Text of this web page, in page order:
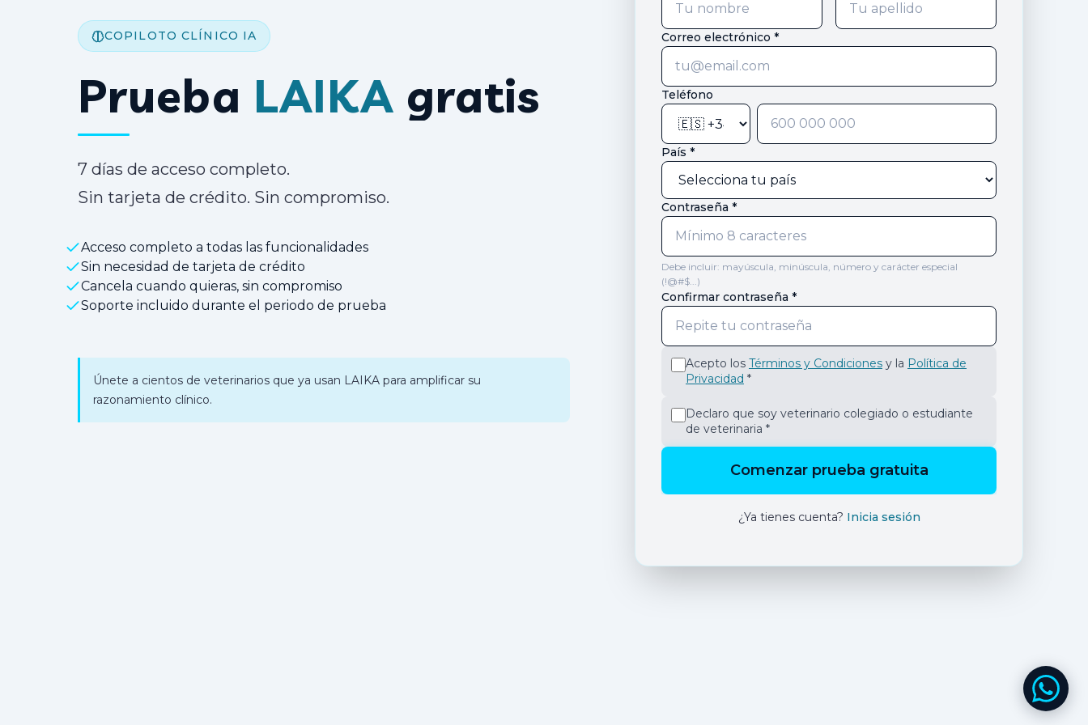
COPILOTO CLÍNICO IA
Prueba LAIKA gratis
7 días de acceso completo.
Sin tarjeta de crédito. Sin compromiso.
Acceso completo a todas las funcionalidades
Sin necesidad de tarjeta de crédito
Cancela cuando quieras, sin compromiso
Soporte incluido durante el periodo de prueba
Únete a cientos de veterinarios que ya usan LAIKA para amplificar su
razonamiento clínico.
Correo electrónico *
Teléfono
País *
Contraseña *
Debe incluir: mayúscula, minúscula, número y carácter especial
(!@#$...)
Confirmar contraseña *
Acepto los Términos y Condiciones y la Política de
Privacidad *
Declaro que soy veterinario colegiado o estudiante
de veterinaria *
Comenzar prueba gratuita
¿Ya tienes cuenta? Inicia sesión